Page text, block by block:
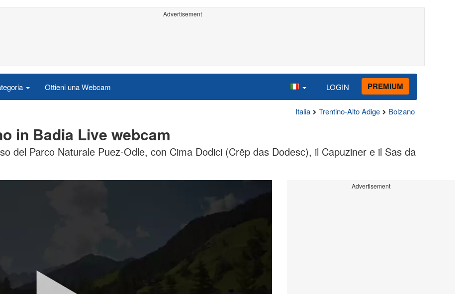
Advertisement
Ottieni una Webcam LOGIN PREMIUM
Italia Trentino-Alto Adige Bolzano
in Badia Live webcam
del Parco Naturale Puez-Odle, con Cima Dodici (Crëp das Dodesc), il Capuziner e il Sas da
Advertisement